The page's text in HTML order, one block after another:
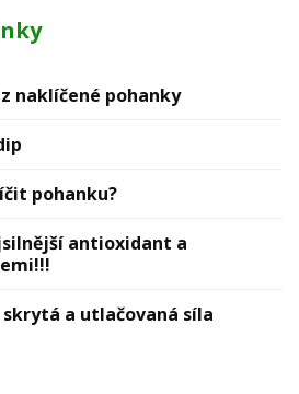
naklíčené pohanky
pohanku?
antioxidant a
a utlačovaná síla